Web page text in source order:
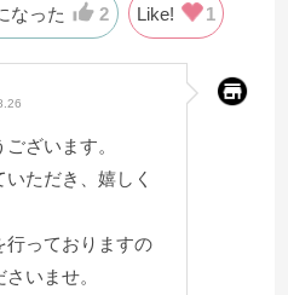
なった 2 Like! 1
ざいます。
ただき、嬉しく
行っておりますの
いませ。